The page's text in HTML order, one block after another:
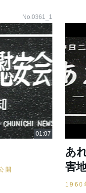
No.0361_1
開
あ
害
1960